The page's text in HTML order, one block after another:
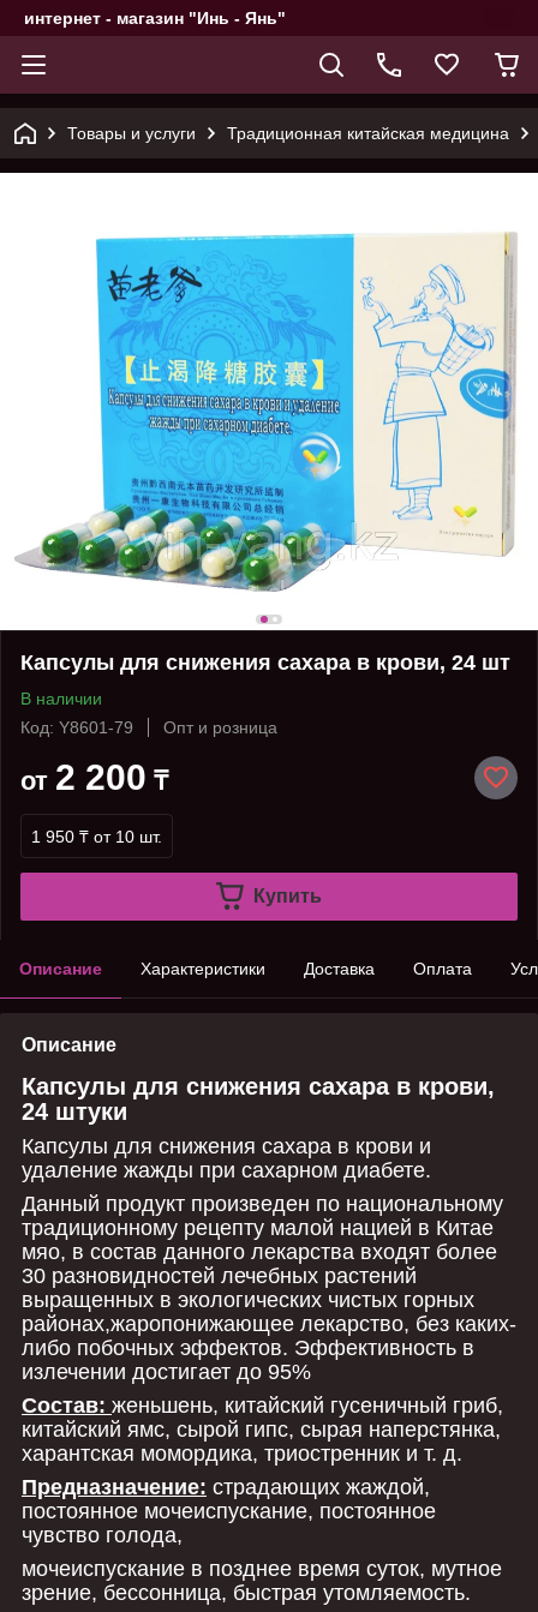
интернет - магазин "Инь - Янь"
Товары и услуги Традиционная китайская медицина
Капсулы для снижения сахара в крови, 24 шт
В наличии
Код: Y8601-79
Опт и розница
от 2 200 ₸
1 950 ₸ от 10 шт.
Купить
Описание Характеристики Доставка Оплата
Описание
Капсулы для снижения сахара в крови,
24 штуки
Капсулы для снижения сахара в крови и
удаление жажды при сахарном диабете.
Данный продукт произведен по национальному
традиционному рецепту малой нацией в Китае
мяо, в состав данного лекарства входят более
30 разновидностей лечебных растений
выращенных в экологических чистых горных
районах,жаропонижающее лекарство, без каких-
либо побочных эффектов. Эффективность в
излечении достигает до 95%
Состав: женьшень, китайский гусеничный гриб,
китайский ямс, сырой гипс, сырая наперстянка,
харантская момордика, триостренник и т. д.
Предназначение: страдающих жаждой,
постоянное мочеиспускание, постоянное
чувство голода,
мочеиспускание в позднее время суток, мутное
зрение, бессонница, быстрая утомляемость.